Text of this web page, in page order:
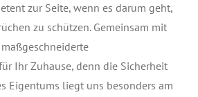
zur Seite, wenn es darum geht,
zu schützen. Gemeinsam mit
Ihr Zuhause, denn die Sicherheit
Eigentums liegt uns besonders am